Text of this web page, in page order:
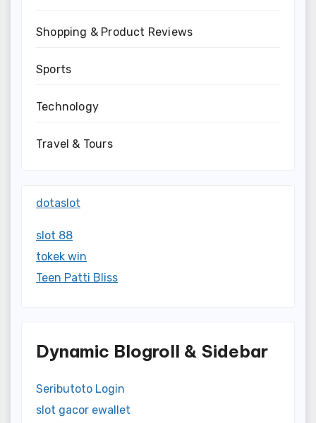
Shopping & Product Reviews
Sports
Technology
Travel & Tours
dotaslot
slot 88
tokek win
Teen Patti Bliss
Dynamic Blogroll & Sidebar
Seributoto Login
slot gacor ewallet